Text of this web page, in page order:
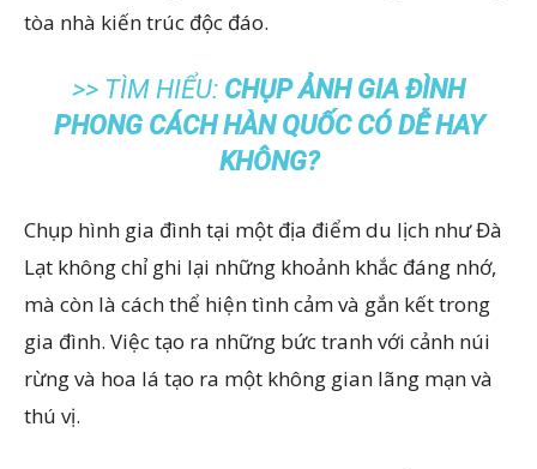
tòa nhà kiến trúc độc đáo.
>> TÌM HIỂU: CHỤP ẢNH GIA ĐÌNH
PHONG CÁCH HÀN QUỐC CÓ DỄ HAY
KHÔNG?
Chụp hình gia đình tại một địa điểm du lịch như Đà
Lạt không chỉ ghi lại những khoảnh khắc đáng nhớ,
mà còn là cách thể hiện tình cảm và gắn kết trong
gia đình. Việc tạo ra những bức tranh với cảnh núi
rừng và hoa lá tạo ra một không gian lãng mạn và
thú vị.